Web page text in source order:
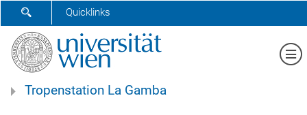
SUCHFORMULAR ÖFFNEN
Quicklinks
Tropenstation La Gamba